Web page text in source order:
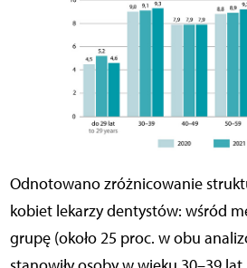
Odnotowano zróżnicowanie
kobiet lekarzy dentystów: wśród
grupę (około 25 proc. w obu